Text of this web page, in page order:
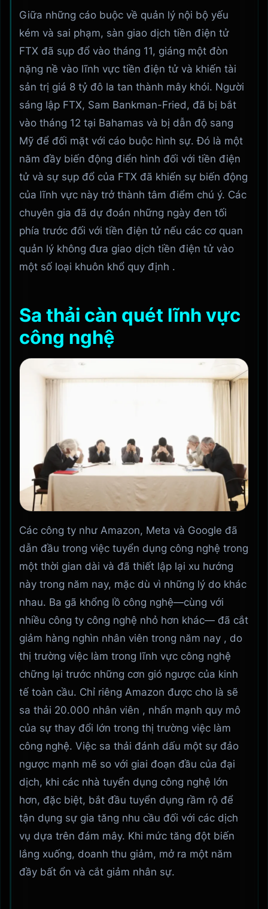
Giữa những cáo buộc về quản lý nội bộ yếu
kém và sai phạm, sàn giao dịch tiền điện tử
FTX đã sụp đổ vào tháng 11, giáng một đòn
nặng nề vào lĩnh vực tiền điện tử và khiến tài
sản trị giá 8 tỷ đô la tan thành mây khói. Người
sáng lập FTX, Sam Bankman-Fried, đã bị bắt
vào tháng 12 tại Bahamas và bị dẫn độ sang
Mỹ để đối mặt với cáo buộc hình sự. Đó là một
năm đầy biến động điển hình đối với tiền điện
tử và sự sụp đổ của FTX đã khiến sự biến động
của lĩnh vực này trở thành tâm điểm chú ý. Các
chuyên gia đã dự đoán những ngày đen tối
phía trước đối với tiền điện tử nếu các cơ quan
quản lý không đưa giao dịch tiền điện tử vào
một số loại khuôn khổ quy định .
Sa thải càn quét lĩnh vực
công nghệ
Các công ty như Amazon, Meta và Google đã
dẫn đầu trong việc tuyển dụng công nghệ trong
một thời gian dài và đã thiết lập lại xu hướng
này trong năm nay, mặc dù vì những lý do khác
nhau. Ba gã khổng lồ công nghệ—cùng với
nhiều công ty công nghệ nhỏ hơn khác— đã cắt
giảm hàng nghìn nhân viên trong năm nay , do
thị trường việc làm trong lĩnh vực công nghệ
chững lại trước những cơn gió ngược của kinh
tế toàn cầu. Chỉ riêng Amazon được cho là sẽ
sa thải 20.000 nhân viên , nhấn mạnh quy mô
của sự thay đổi lớn trong thị trường việc làm
công nghệ. Việc sa thải đánh dấu một sự đảo
ngược mạnh mẽ so với giai đoạn đầu của đại
dịch, khi các nhà tuyển dụng công nghệ lớn
hơn, đặc biệt, bắt đầu tuyển dụng rầm rộ để
tận dụng sự gia tăng nhu cầu đối với các dịch
vụ dựa trên đám mây. Khi mức tăng đột biến
lắng xuống, doanh thu giảm, mở ra một năm
đầy bất ổn và cắt giảm nhân sự.